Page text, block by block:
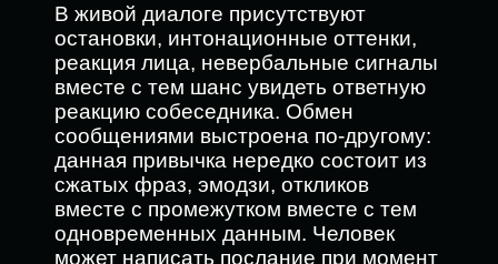
В живой диалоге присутствуют
остановки, интонационные оттенки,
реакция лица, невербальные сигналы
вместе с тем шанс увидеть ответную
реакцию собеседника. Обмен
сообщениями выстроена по-другому:
данная привычка нередко состоит из
сжатых фраз, эмодзи, откликов
вместе с промежутком вместе с тем
одновременных данным. Человек
может написать послание при момент